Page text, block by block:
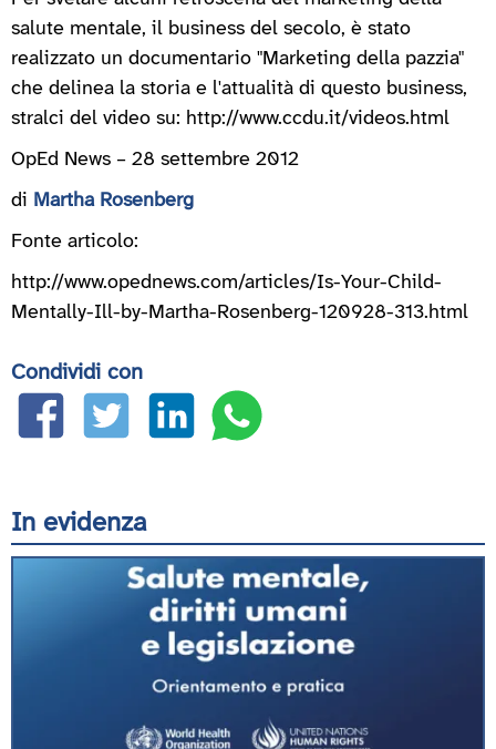
salute mentale, il business del secolo, è stato
realizzato un documentario "Marketing della pazzia"
che delinea la storia e l'attualità di questo business,
stralci del video su: http://www.ccdu.it/videos.html
OpEd News – 28 settembre 2012
di Martha Rosenberg
Fonte articolo:
http://www.opednews.com/articles/Is-Your-Child-
Mentally-Ill-by-Martha-Rosenberg-120928-313.html
Condividi con
In evidenza